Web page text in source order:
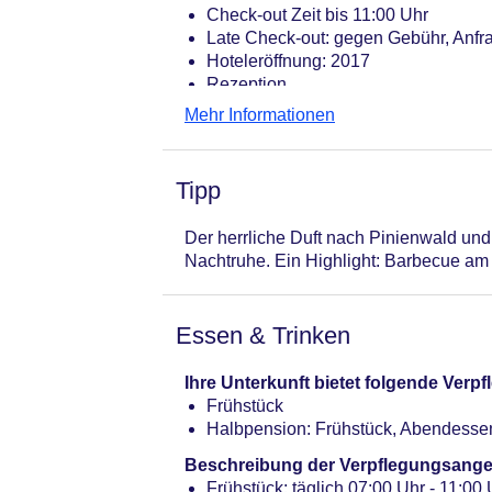
Check-out Zeit bis 11:00 Uhr
Late Check-out: gegen Gebühr,
Hoteleröffnung: 2017
Rezeption
Lift
Pools: 3
Pool „Outdoor pool - terrace“:
Badetücher: gegen Gebühr
Friseur
Arzt
der Lobby: gegen Gebühr, in der
Gepäckservice
Zahlungsarten: TUI Card / VISA,
Haustier: Hund erlaubt: gegen
notwendig, Valet Parking: ohne
Mehr Informationen
Tipp
Der herrliche Duft nach Pinienwald
Nachtruhe. Ein Highlight: Barbecue am
Essen & Trinken
Ihre Unterkunft bietet folgende
Frühstück
Halbpension: Frühstück,
Beschreibung der
Frühstück: täglich 07:00 Uhr - 11:00